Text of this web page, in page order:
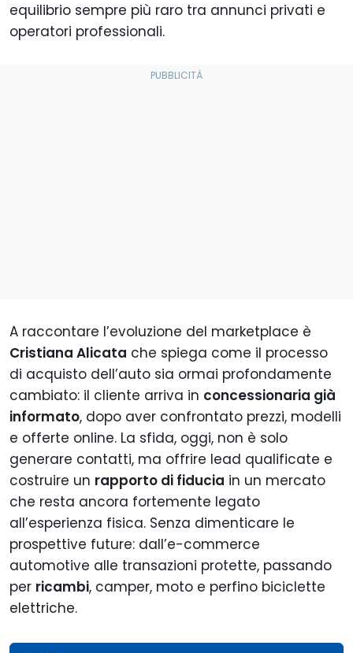
equilibrio sempre più raro tra annunci privati e
operatori professionali.
A raccontare l’evoluzione del marketplace è
Cristiana Alicata che spiega come il processo
di acquisto dell’auto sia ormai profondamente
cambiato: il cliente arriva in concessionaria già
informato, dopo aver confrontato prezzi, modelli
e offerte online. La sfida, oggi, non è solo
generare contatti, ma offrire lead qualificate e
costruire un rapporto di fiducia in un mercato
che resta ancora fortemente legato
all’esperienza fisica. Senza dimenticare le
prospettive future: dall’e-commerce
automotive alle transazioni protette, passando
per ricambi, camper, moto e perfino biciclette
elettriche.